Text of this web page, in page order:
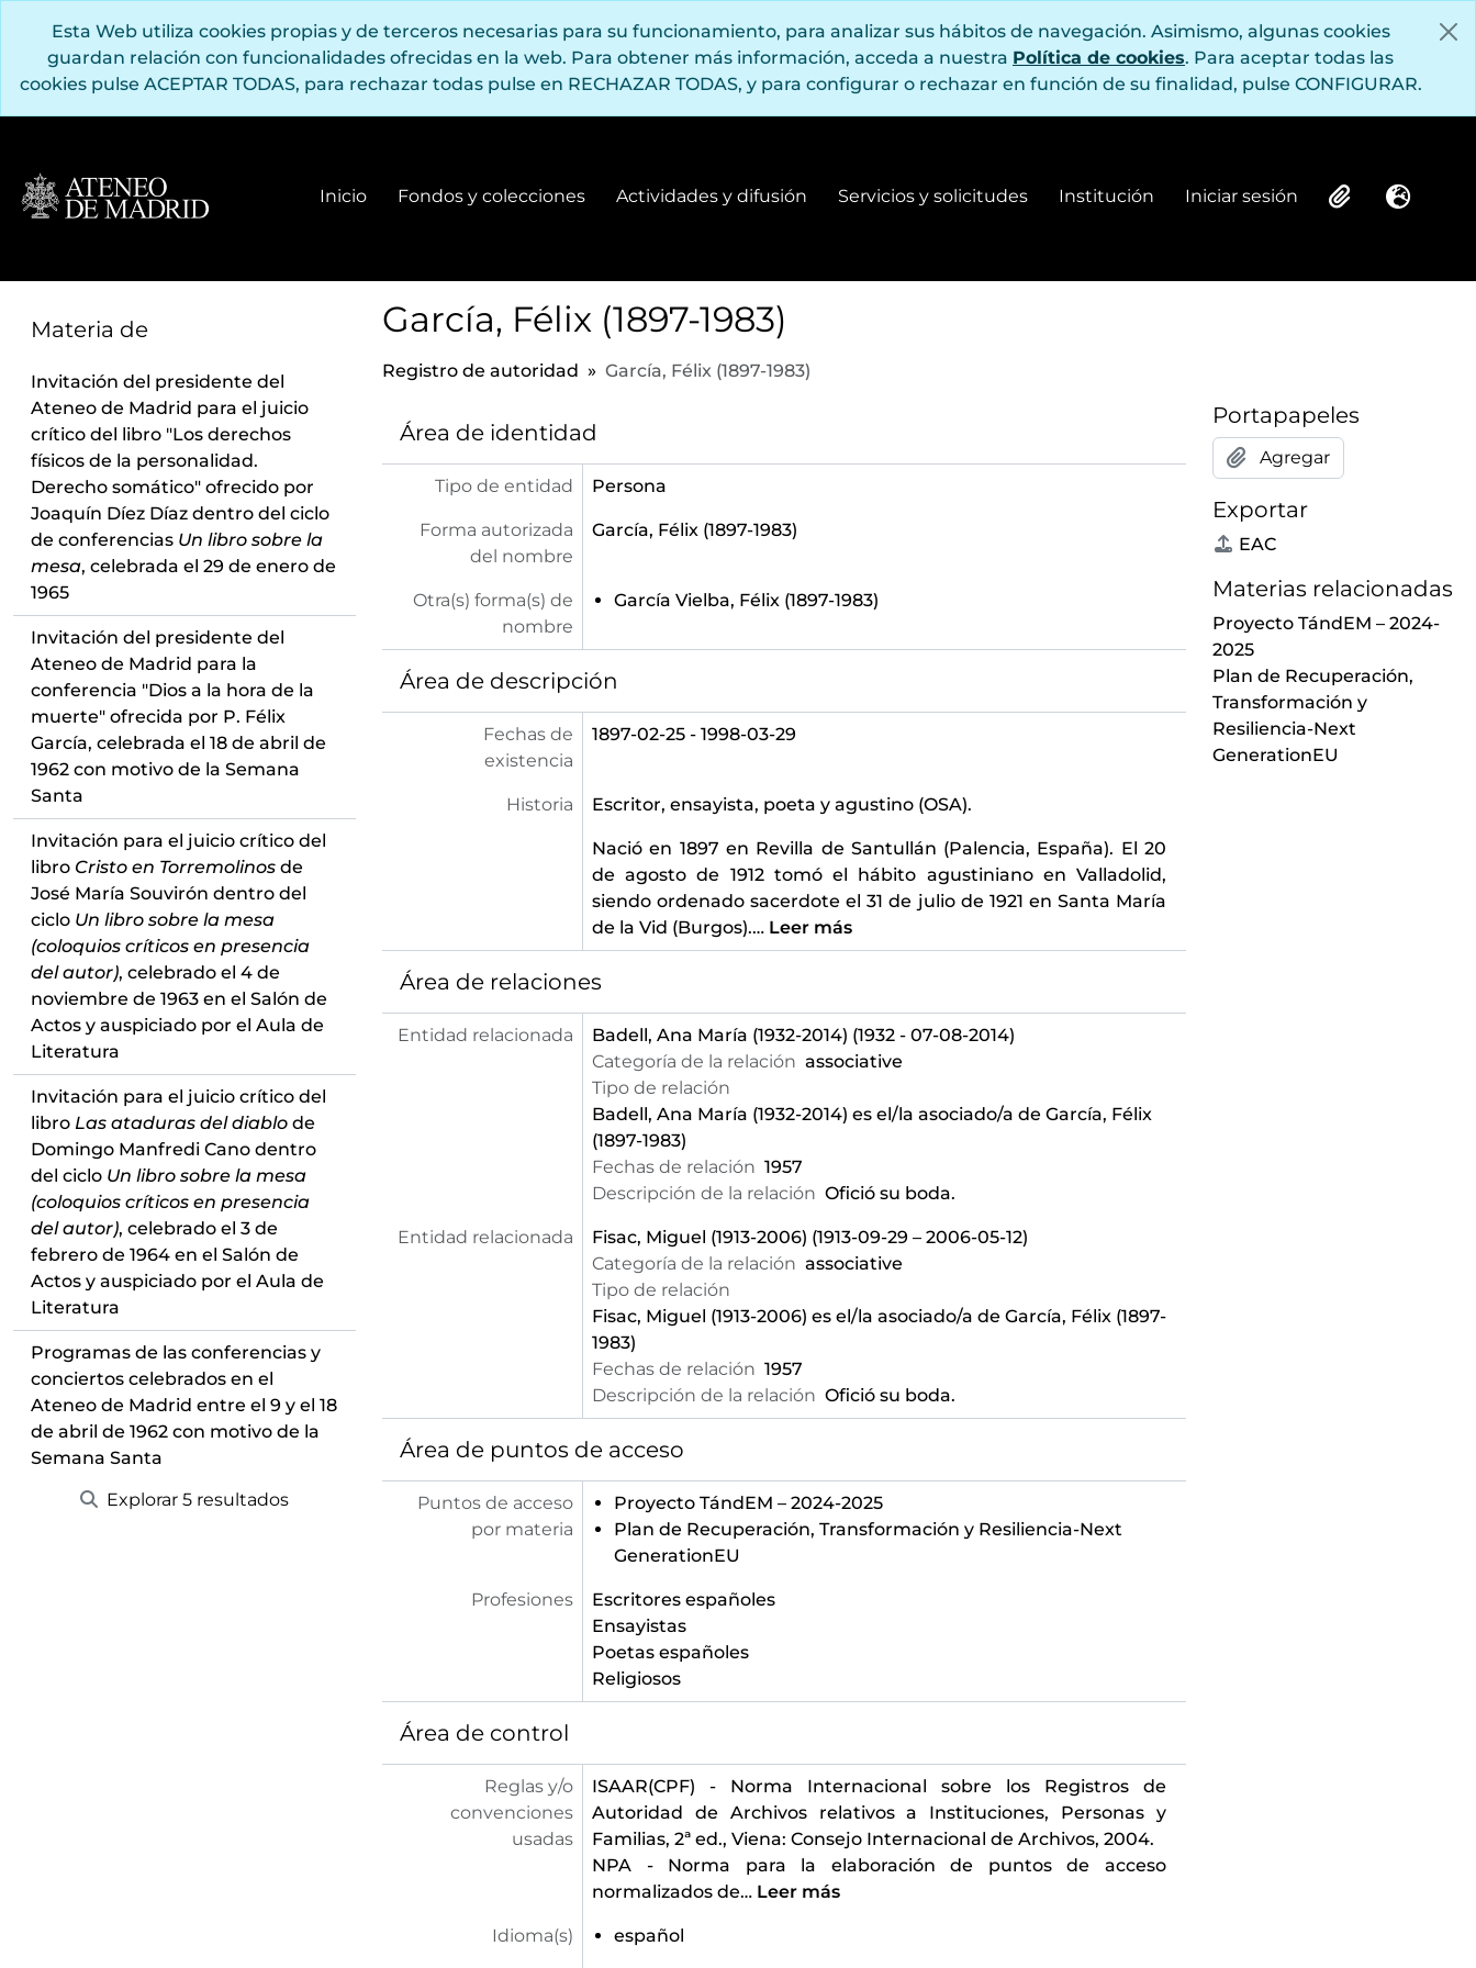
Esta Web utiliza cookies propias y de terceros necesarias para su funcionamiento, para analizar sus hábitos de navegación. Asimismo, algunas cookies
guardan relación con funcionalidades ofrecidas en la web. Para obtener más información, acceda a nuestra Política de cookies. Para aceptar todas las
cookies pulse ACEPTAR TODAS, para rechazar todas pulse en RECHAZAR TODAS, y para configurar o rechazar en función de su finalidad, pulse CONFIGURAR.
Inicio Fondos y colecciones
Fondos y colecciones
Actividades y difusión
Actividades y difusión
Servicios y solicitudes Institución
Institución
Iniciar sesión
Iniciar sesión ClipboardIdioma
Materia de
Invitación del presidente del
Ateneo de Madrid para el juicio
crítico del libro "Los derechos
físicos de la personalidad.
Derecho somático" ofrecido por
Joaquín Díez Díaz dentro del ciclo
de conferencias Un libro sobre la
mesa, celebrada el 29 de enero de
1965
Invitación del presidente del
Ateneo de Madrid para la
conferencia "Dios a la hora de la
muerte" ofrecida por P. Félix
García, celebrada el 18 de abril de
1962 con motivo de la Semana
Santa
Invitación para el juicio crítico del
libro Cristo en Torremolinos de
José María Souvirón dentro del
ciclo Un libro sobre la mesa
(coloquios críticos en presencia
del autor), celebrado el 4 de
noviembre de 1963 en el Salón de
Actos y auspiciado por el Aula de
Literatura
Invitación para el juicio crítico del
libro Las ataduras del diablo de
Domingo Manfredi Cano dentro
del ciclo Un libro sobre la mesa
(coloquios críticos en presencia
del autor), celebrado el 3 de
febrero de 1964 en el Salón de
Actos y auspiciado por el Aula de
Literatura
Programas de las conferencias y
conciertos celebrados en el
Ateneo de Madrid entre el 9 y el 18
de abril de 1962 con motivo de la
Semana Santa
Explorar 5 resultados
García, Félix (1897-1983)
Registro de autoridad García, Félix (1897-1983)
Área de identidad
Tipo de entidad Persona
Forma autorizada
del nombre
García, Félix (1897-1983)
Otra(s) forma(s) de
nombre
García Vielba, Félix (1897-1983)
Área de descripción
Fechas de
existencia
1897-02-25 - 1998-03-29
Historia Escritor, ensayista, poeta y agustino (OSA).
Nació en 1897 en Revilla de Santullán (Palencia, España). El 20
de agosto de 1912 tomó el hábito agustiniano en Valladolid,
siendo ordenado sacerdote el 31 de julio de 1921 en Santa María
de la Vid (Burgos).… Leer más
Área de relaciones
Entidad relacionada Badell, Ana María (1932-2014) (1932 - 07-08-2014)
Categoría de la relación associative
Tipo de relación
Badell, Ana María (1932-2014) es el/la asociado/a de García, Félix
(1897-1983)
Fechas de relación 1957
Descripción de la relación Ofició su boda.
Entidad relacionada Fisac, Miguel (1913-2006) (1913-09-29 – 2006-05-12)
Categoría de la relación associative
Tipo de relación
Fisac, Miguel (1913-2006) es el/la asociado/a de García, Félix (1897-
1983)
Fechas de relación 1957
Descripción de la relación Ofició su boda.
Área de puntos de acceso
Puntos de acceso
por materia
Proyecto TándEM – 2024-2025
Plan de Recuperación, Transformación y Resiliencia-Next
GenerationEU
Profesiones
Escritores españoles
Ensayistas
Poetas españoles
Religiosos
Área de control
Reglas y/o
convenciones
usadas
ISAAR(CPF) - Norma Internacional sobre los Registros de
Autoridad de Archivos relativos a Instituciones, Personas y
Familias, 2ª ed., Viena: Consejo Internacional de Archivos, 2004.
NPA - Norma para la elaboración de puntos de acceso
normalizados de… Leer más
Idioma(s) español
Portapapeles
Agregar
Exportar
EAC
Materias relacionadas
Proyecto TándEM – 2024-
2025
Plan de Recuperación,
Transformación y
Resiliencia-Next
GenerationEU